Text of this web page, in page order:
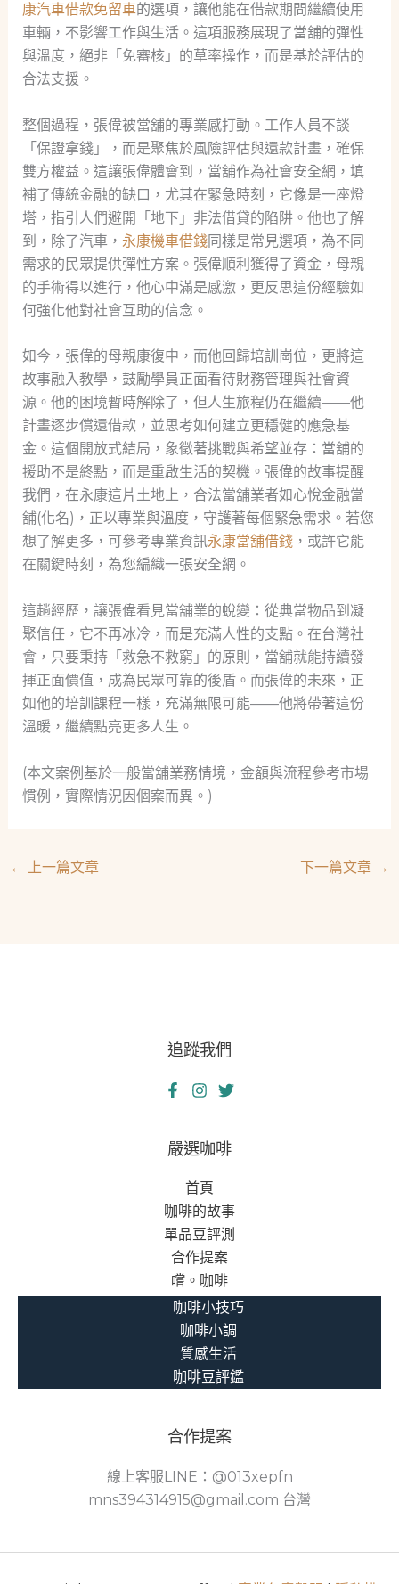
康汽車借款免留車的選項，讓他能在借款期間繼續使用
車輛，不影響工作與生活。這項服務展現了當舖的彈性
與溫度，絕非「免審核」的草率操作，而是基於評估的
合法支援。
整個過程，張偉被當舖的專業感打動。工作人員不談
「保證拿錢」，而是聚焦於風險評估與還款計畫，確保
雙方權益。這讓張偉體會到，當舖作為社會安全網，填
補了傳統金融的缺口，尤其在緊急時刻，它像是一座燈
塔，指引人們避開「地下」非法借貸的陷阱。他也了解
到，除了汽車， 永康機車借錢同樣是常見選項，為不同
需求的民眾提供彈性方案。張偉順利獲得了資金，母親
的手術得以進行，他心中滿是感激，更反思這份經驗如
何強化他對社會互助的信念。
如今，張偉的母親康復中，而他回歸培訓崗位，更將這
故事融入教學，鼓勵學員正面看待財務管理與社會資
源。他的困境暫時解除了，但人生旅程仍在繼續——他
計畫逐步償還借款，並思考如何建立更穩健的應急基
金。這個開放式結局，象徵著挑戰與希望並存：當舖的
援助不是終點，而是重啟生活的契機。張偉的故事提醒
我們，在永康這片土地上，合法當舖業者如心悅金融當
舖(化名)，正以專業與溫度，守護著每個緊急需求。若您
想了解更多，可參考專業資訊永康當舖借錢，或許它能
在關鍵時刻，為您編織一張安全網。
這趟經歷，讓張偉看見當舖業的蛻變：從典當物品到凝
聚信任，它不再冰冷，而是充滿人性的支點。在台灣社
會，只要秉持「救急不救窮」的原則，當舖就能持續發
揮正面價值，成為民眾可靠的後盾。而張偉的未來，正
如他的培訓課程一樣，充滿無限可能——他將帶著這份
溫暖，繼續點亮更多人生。
(本文案例基於一般當舖業務情境，金額與流程參考市場
慣例，實際情況因個案而異。)
← 上一篇文章 下一篇文章 →
追蹤我們
嚴選咖啡
首頁
咖啡的故事
單品豆評測
合作提案
嚐。咖啡
咖啡小技巧
咖啡小調
質感生活
咖啡豆評鑑
合作提案
線上客服LINE：@013xepfn
mns394314915@gmail.com 台灣